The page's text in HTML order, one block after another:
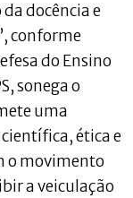
docência e
conforme
do Ensino
sonega o
uma
ética e
o movimento
a veiculação